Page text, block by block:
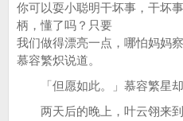
你可以耍小聪明干坏事，干坏
柄，懂了吗？只要
我们做得漂亮一点，哪怕妈妈
慕容繁炽说道。
「但愿如此。」慕容繁星却
两天后的晚上，叶云翎来到